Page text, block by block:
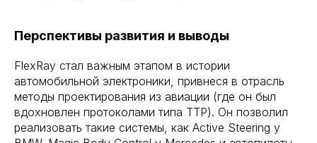
Перспективы развития и выводы
FlexRay стал важным этапом в истории
автомобильной электроники, привнеся в отрасль
методы проектирования из авиации (где он был
вдохновлен протоколами типа TTP). Он позволил
реализовать такие системы, как Active Steering у